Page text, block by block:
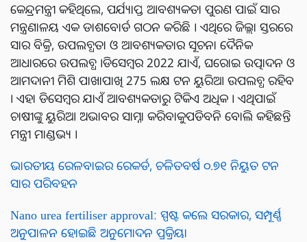
କେନ୍ଦ୍ରମନ୍ତ୍ରୀ କହିଥିଲେ, ପର୍ଯ୍ୟାପ୍ତ ଆବଶ୍ୟକତା ପୁରଣ ପାଇଁ ସାର
ମନ୍ତ୍ରଣାଳୟ ଏକ ଡାଶବୋର୍ଡ ଗଠନ କରିଛି । ଏଥିରେ ଜିଲ୍ଲା ସ୍ତରରେ
ସାର ବିକ୍ରି, ଉପଲବ୍ଧତା ଓ ଆବଶ୍ୟକତାର ସୂଚନା ଦୈନିକ
ଆଧାରରେ ଉପଲବ୍ଧ ।ଡିସେମ୍ବର 2022 ଯାଏଁ, ଘରୋଇ ଉତ୍ପାଦନ ଓ
ଆମଦାନୀ ମିଶି ପାଖାପାଖି 275 ଲକ୍ଷ ଟନ ୟୁରିଆ ଉପଲବ୍ଧ ରହିବ
। ଏହା ଡିସେମ୍ବର ଯାଏଁ ଆବଶ୍ୟକତାରୁ ଟିକିଏ ଅଧିକ । ଏଥିପାଇଁ
ଚାଷୀଙ୍କୁ ୟୁରିଆ ଅଭାବର ସାମ୍ନା କରିବାକୁପଡିବନି ବୋଲି କହିଛନ୍ତି
ମନ୍ତ୍ରୀ ମାଣ୍ଡଭ୍ୟ ।
ଭାରତୀୟ ରେଳବାଇର ରେକର୍ଡ, ଚଳିତବର୍ଷ ୦.୭୧ ନିୟୁତ ଟନ
ସାର ପରିବହନ
Nano urea fertiliser approval: ସ୍ପଷ୍ଟ କଲେ ସରକାର, ସମ୍ପୂର୍ଣ୍ଣ
ଅନୁପାଳନ ହୋଇଛି ଅନୁମୋଦନ ପ୍ରକ୍ରିୟା